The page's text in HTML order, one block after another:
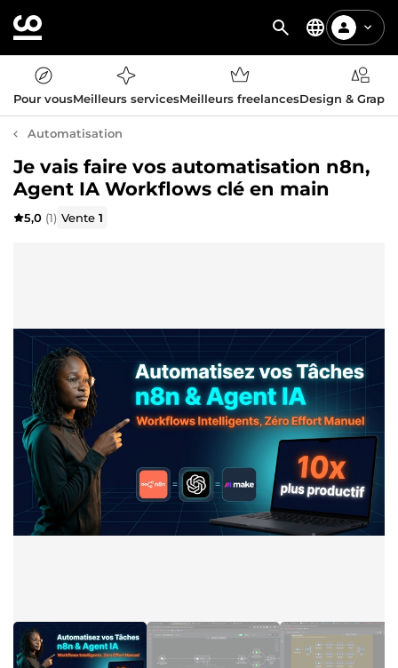
Pour vousMeilleurs servicesMeilleurs freelancesDesign &
Automatisation
Je vais faire vos automatisation n8n,
Agent IA Workflows clé en main
5,0 (1) Vente1